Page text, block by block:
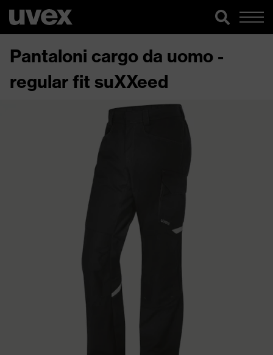
Pantaloni cargo da uomo -
regular fit suXXeed